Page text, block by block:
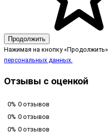
Продолжить
Нажимая на кнопку
персональных данных.
Отзывы с оценкой
0% 0 отзывов
0% 0 отзывов
0% 0 отзывов